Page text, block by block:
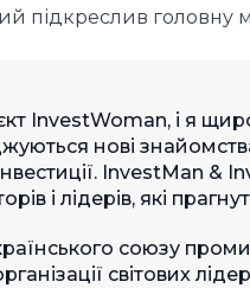
підкреслив головну
InvestWoman, і я
нові
InvestMan
і лідерів, які
союзу
світових